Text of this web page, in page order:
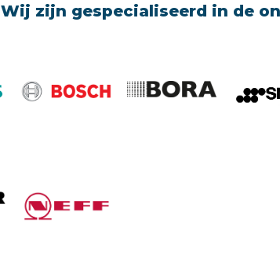
Wij zijn gespecialiseerd in de